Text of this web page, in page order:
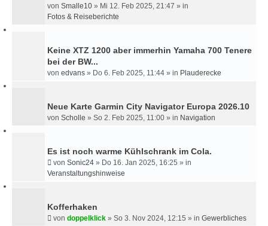
von Smalle10 » Mi 12. Feb 2025, 21:47 » in
Fotos & Reiseberichte
Keine XTZ 1200 aber immerhin Yamaha 700 Tenere
bei der BW...
von edvans » Do 6. Feb 2025, 11:44 » in Plauderecke
Neue Karte Garmin City Navigator Europa 2026.10
von Scholle » So 2. Feb 2025, 11:00 » in Navigation
Es ist noch warme Kühlschrank im Cola.
von Sonic24 » Do 16. Jan 2025, 16:25 » in
Veranstaltungshinweise
Kofferhaken
von doppelklick » So 3. Nov 2024, 12:15 » in Gewerbliches